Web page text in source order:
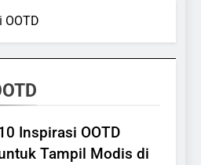
OOTD
Inspirasi OOTD
Tampil Modis di